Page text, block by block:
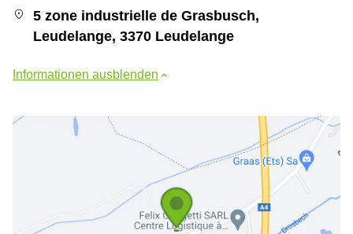
5 zone industrielle de Grasbusch,
Leudelange, 3370 Leudelange
Informationen ausblenden